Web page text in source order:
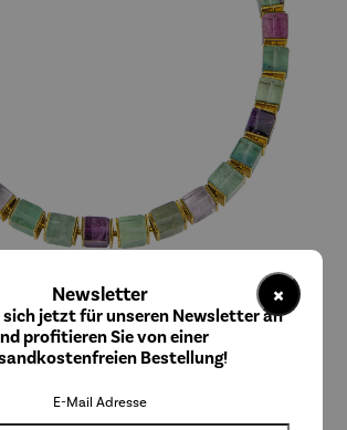
ars mundi
| Nordlicht – Petra Waszak
×
Newsletter
sich jetzt für unseren Newsletter an
profitieren Sie von einer
Bestellung!
E-Mail Adresse